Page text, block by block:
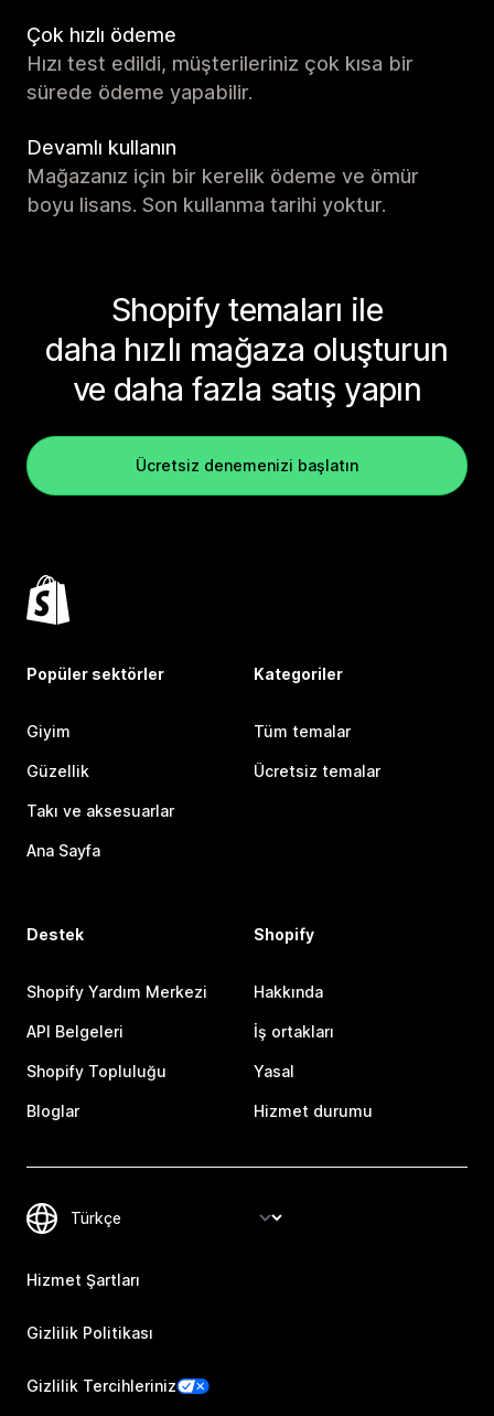
Çok hızlı ödeme
Hızı test edildi, müşterileriniz çok kısa bir
sürede ödeme yapabilir.
Devamlı kullanın
Mağazanız için bir kerelik ödeme ve ömür
boyu lisans. Son kullanma tarihi yoktur.
Shopify temaları ile
daha hızlı mağaza oluşturun
ve daha fazla satış yapın
Ücretsiz denemenizi başlatın
Popüler sektörler
Giyim
Güzellik
Takı ve aksesuarlar
Ana Sayfa
Kategoriler
Tüm temalar
Ücretsiz temalar
Destek
Shopify Yardım Merkezi
API Belgeleri
Shopify Topluluğu
Bloglar
Shopify
Hakkında
İş ortakları
Yasal
Hizmet durumu
Hizmet Şartları
Gizlilik Politikası
Gizlilik Tercihleriniz